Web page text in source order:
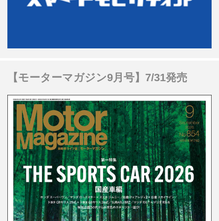
【モーターマガジン9月号】7/31発売